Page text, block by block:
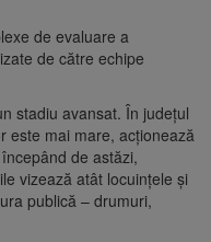
de evaluare a
de către echipe
stadiu avansat. În județul
este mai mare, acționează
de astăzi,
vizează atât locuințele și
publică – drumuri,